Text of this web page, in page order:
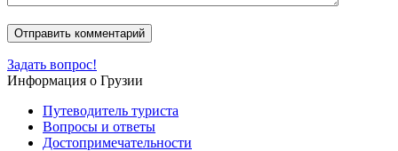
Задать вопрос!
Информация о Грузии
Путеводитель туриста
Вопросы и ответы
Достопримечательности